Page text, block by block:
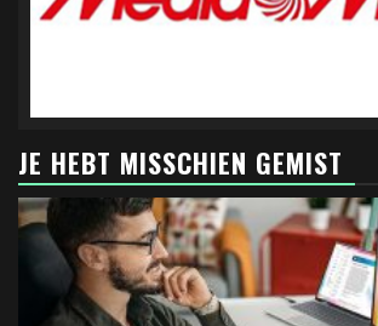
JE HEBT MISSCHIEN GEMIST